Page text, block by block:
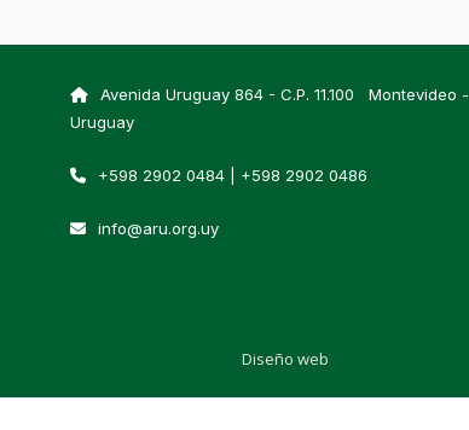
Avenida Uruguay 864 - C.P. 11.100 Montevideo -
Uruguay
+598 2902 0484 | +598 2902 0486
info@aru.org.uy
Diseño web